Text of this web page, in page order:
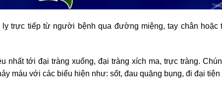
lỵ trực tiếp từ người bệnh qua đường miệng, tay chân
nhất tới đại tràng xuống, đại tràng xích ma, trực tràng.
máu với các biểu hiện như: sốt, đau quặng bụng, đi đại